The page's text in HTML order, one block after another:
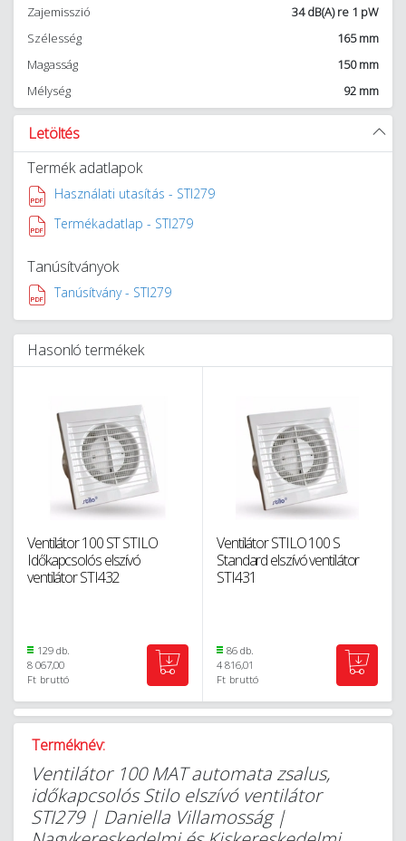
Zajemisszió
34 dB(A) re 1 pW
Szélesség
165 mm
Magasság
150 mm
Mélység
92 mm
Letöltés
Termék adatlapok
Használati utasítás - STI279
Termékadatlap - STI279
Tanúsítványok
Tanúsítvány - STI279
Hasonló termékek
Ventilátor 100 ST STILO
Időkapcsolós elszívó
ventilátor STI432
129 db.
8 067,00
Ft bruttó
Ventilátor STILO 100 S
Standard elszívó ventilátor
STI431
86 db.
4 816,01
Ft bruttó
Terméknév:
Ventilátor 100 MAT automata zsalus,
időkapcsolós Stilo elszívó ventilátor
STI279 | Daniella Villamosság |